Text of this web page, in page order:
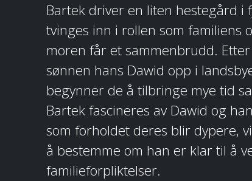
Bartek driver en liten hestegård i
tvinges inn i rollen som familiens
moren får et sammenbrudd.
sønnen hans Dawid opp i
begynner de å tilbringe mye tid
Bartek fascineres av Dawid og
som forholdet deres blir dypere,
å bestemme om han er klar til å
familieforpliktelser.